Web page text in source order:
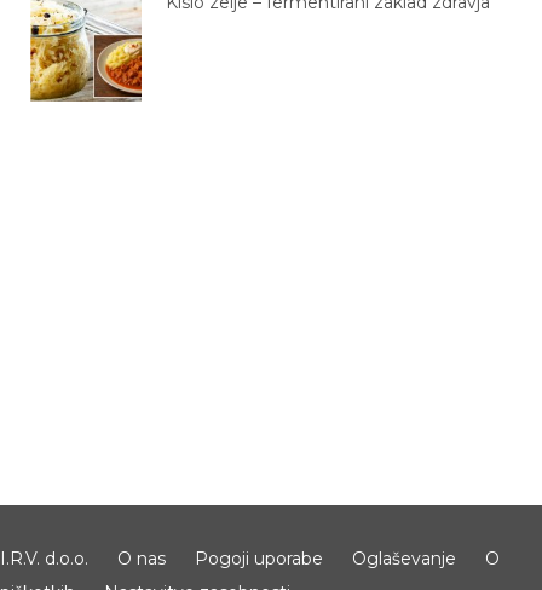
I.R.V. d.o.o. O nas Pogoji uporabe Oglaševanje
O